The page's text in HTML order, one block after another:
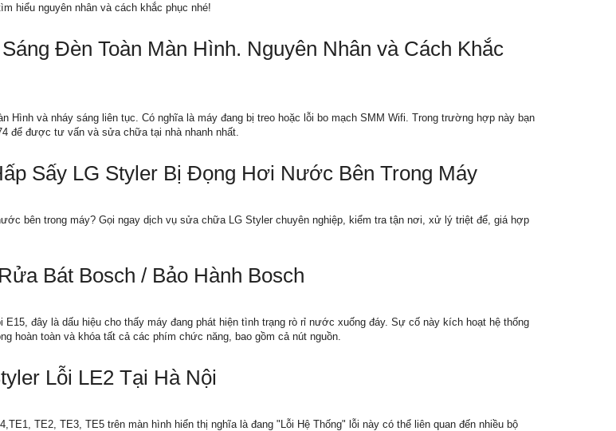
hiểu nguyên nhân và cách khắc phục nhé!
Đèn Toàn Màn Hình. Nguyên Nhân và Cách Khắc
Hình và nháy sáng liên tục. Có nghĩa là máy đang bị treo hoặc lỗi bo mạch SMM Wifi. Trong trường hợp này bạn
để được tư vấn và sửa chữa tại nhà nhanh nhất.
Sấy LG Styler Bị Đọng Hơi Nước Bên Trong Máy
bên trong máy? Gọi ngay dịch vụ sửa chữa LG Styler chuyên nghiệp, kiểm tra tận nơi, xử lý triệt để, giá hợp
Bát Bosch / Bảo Hành Bosch
đây là dấu hiệu cho thấy máy đang phát hiện tình trạng rò rỉ nước xuống đáy. Sự cố này kích hoạt hệ thống
hoàn toàn và khóa tất cả các phím chức năng, bao gồm cả nút nguồn.
Lỗi LE2 Tại Hà Nội
TE2, TE3, TE5 trên màn hình hiển thị nghĩa là đang "Lỗi Hệ Thống" lỗi này có thể liên quan đến nhiều bộ